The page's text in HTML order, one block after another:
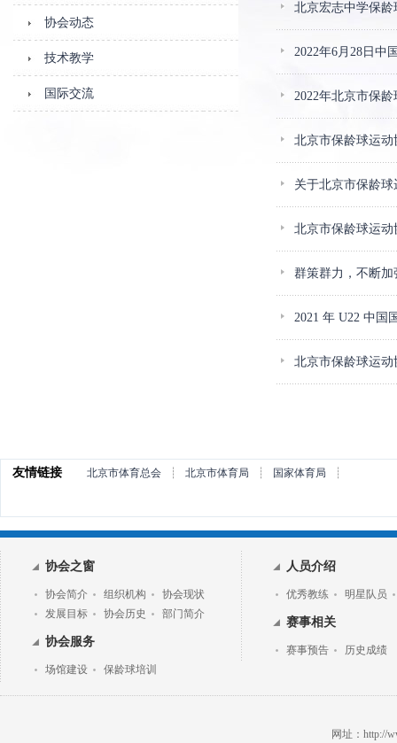
协会动态
技术教学
国际交流
北京宏志中学保
2022年6月28日中
2022年北京市保
北京市保龄球运
关于北京市保龄
北京市保龄球运动
群策群力，不断
2021 年 U22 中国
北京市保龄球运
友情链接 北京市体育总会 ┊ 北京市体育局 ┊ 国家体育局 ┊
协会之窗
协会简介 组织机构
协会现状
发展目标
协会历史 部门简介
协会服务
场馆建设 保龄球培训
人员介绍
优秀教练 明星队员
赛事相关
赛事预告 历史成绩
网址：http://